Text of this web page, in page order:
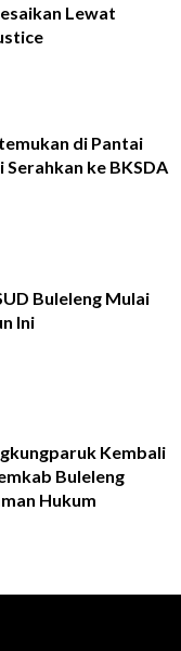
Lewat
di Pantai
ke BKSDA
Buleleng Mulai
Ini
Kembali
Buleleng
Hukum